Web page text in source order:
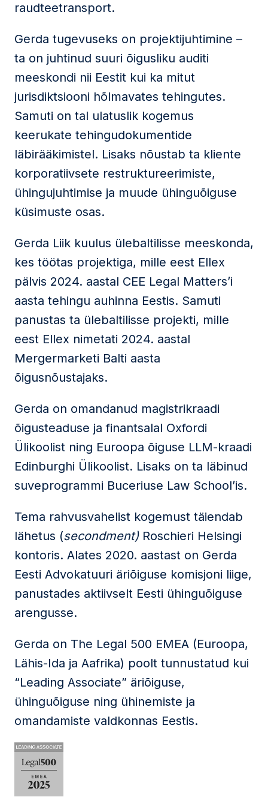
raudteetransport.
Gerda tugevuseks on projektijuhtimine –
ta on juhtinud suuri õigusliku auditi
meeskondi nii Eestit kui ka mitut
jurisdiktsiooni hõlmavates tehingutes.
Samuti on tal ulatuslik kogemus
keerukate tehingudokumentide
läbirääkimistel. Lisaks nõustab ta kliente
korporatiivsete restruktureerimiste,
ühingujuhtimise ja muude ühinguõiguse
küsimuste osas.
Gerda Liik kuulus ülebaltilisse meeskonda,
kes töötas projektiga, mille eest Ellex
pälvis 2024. aastal CEE Legal Matters’i
aasta tehingu auhinna Eestis. Samuti
panustas ta ülebaltilisse projekti, mille
eest Ellex nimetati 2024. aastal
Mergermarketi Balti aasta
õigusnõustajaks.
Gerda on omandanud magistrikraadi
õigusteaduse ja finantsalal Oxfordi
Ülikoolist ning Euroopa õiguse LLM-kraadi
Edinburghi Ülikoolist. Lisaks on ta läbinud
suveprogrammi Buceriuse Law School’is.
Tema rahvusvahelist kogemust täiendab
lähetus (secondment)Roschieri Helsingi
kontoris. Alates 2020. aastast on Gerda
Eesti Advokatuuri äriõiguse komisjoni liige,
panustades aktiivselt Eesti ühinguõiguse
arengusse.
Gerda on The Legal 500 EMEA (Euroopa,
Lähis-Ida ja Aafrika) poolt tunnustatud kui
“Leading Associate” äriõiguse,
ühinguõiguse ning ühinemiste ja
omandamiste valdkonnas Eestis.